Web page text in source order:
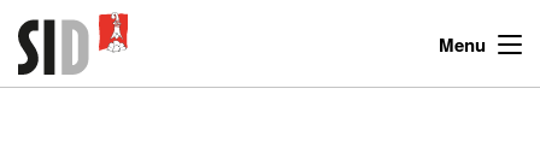
Menu